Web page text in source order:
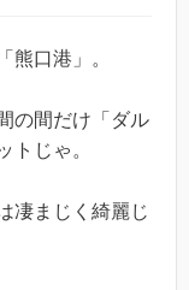
熊口港」。
の間だけ「ダル
トじゃ。
凄まじく綺麗じ